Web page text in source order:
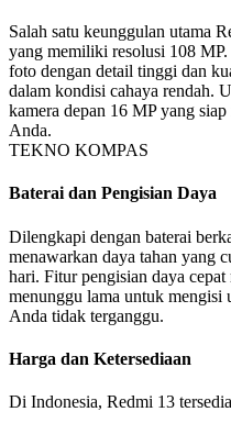
Salah satu keunggulan utama
yang memiliki resolusi 108
foto dengan detail tinggi dan
dalam kondisi cahaya rendah.
kamera depan 16 MP yang
Anda.
TEKNO KOMPAS
Baterai dan Pengisian Daya
Dilengkapi dengan baterai
menawarkan daya tahan yang
hari. Fitur pengisian daya
menunggu lama untuk mengisi
Anda tidak terganggu.
Harga dan Ketersediaan
Di Indonesia, Redmi 13